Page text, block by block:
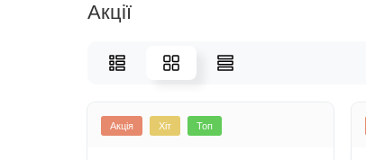
Акції
Акція Хіт Топ